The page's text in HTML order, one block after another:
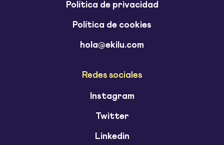
Política de privacidad
Política de cookies
hola@ekilu.com
Redes sociales
Instagram
Twitter
Linkedin